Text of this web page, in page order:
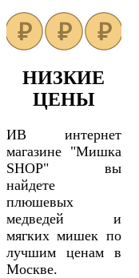
НИЗКИЕ
ЦЕНЫ
ИВ интернет
магазине "Мишка
SHOP" вы
найдете
плюшевых
медведей и
мягких мишек по
лучшим ценам в
Москве.